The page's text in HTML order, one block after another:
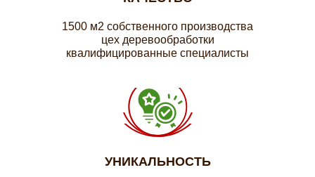
1500 м2 собственного производства
цех деревообработки
квалифицированные специалисты
УНИКАЛЬНОСТЬ